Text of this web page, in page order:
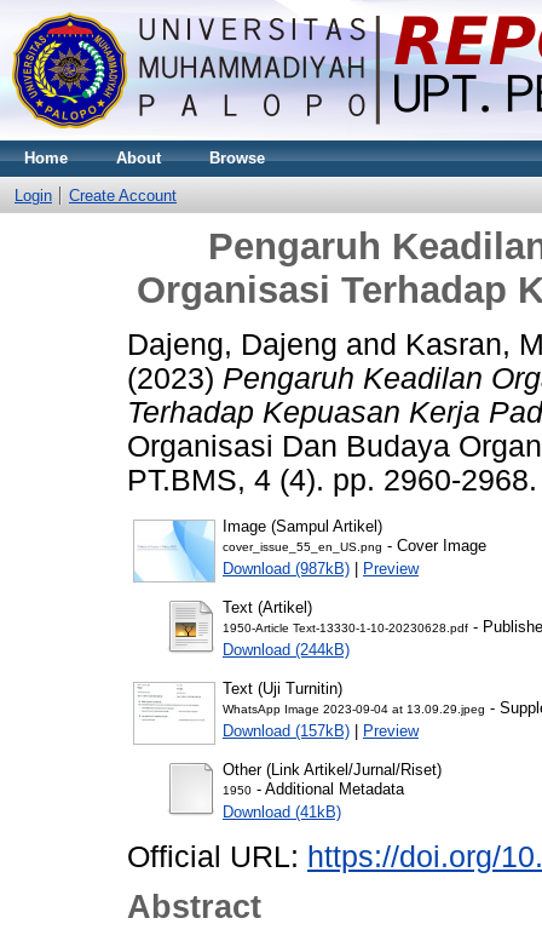
Home About Browse
Login Create Account
Pengaruh
Organisasi Terhadap
Dajeng, Dajeng and Kasran,
(2023) Pengaruh Keadilan
Terhadap Kepuasan Kerja
Organisasi Dan Budaya
PT.BMS, 4 (4). pp. 2960-
Image (Sampul Artikel)
cover_issue_55_en_US.png - Cover Image
Download (987kB) | Preview
Text (Artikel)
1950-Article Text-13330-1-10-20230628.pdf -
Download (244kB)
Text (Uji Turnitin)
WhatsApp Image 2023-09-04 at 13.09.29.jpeg -
Download (157kB) | Preview
Other (Link Artikel/Jurnal/Riset)
1950 - Additional Metadata
Download (41kB)
Official URL: https://doi.org/
Abstract